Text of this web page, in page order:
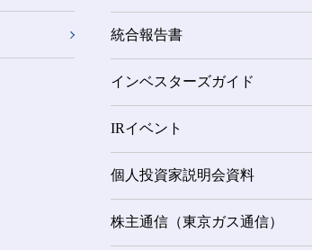
統合報告書
インベスターズガイド
IRイベント
個人投資家説明会資料
株主通信（東京ガス通信）